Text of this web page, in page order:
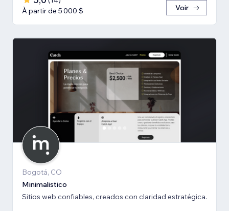
À partir de 5 000 $
Voir
Bogotá, CO
Minimalistico
Sitios web confiables, creados con claridad estratégica.